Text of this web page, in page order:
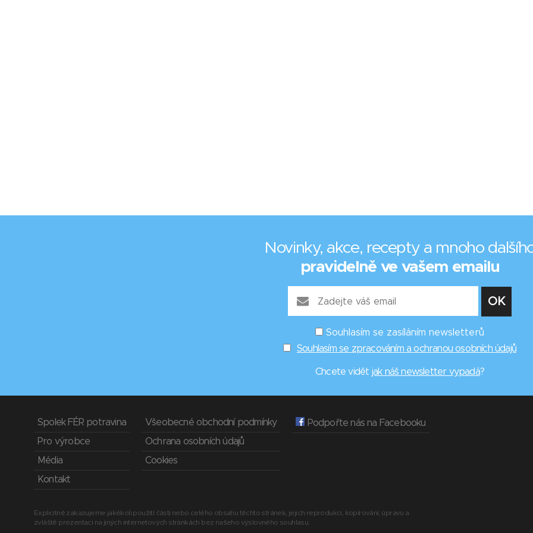
Novinky, akce, recepty a mnoho
pravidelně ve vašem emailu
Souhlasím se zasíláním newsletterů
Souhlasím se zpracováním a ochranou osobních údajů
Chcete vidět jak náš newsletter vypadá?
Spolek FÉR potravina
Pro výrobce
Média
Kontakt
Všeobecné obchodní podmínky
Ochrana osobních údajů
Cookies
Podpořte nás na Facebooku
Explicitně zakazujeme jakékoli použití části nebo celého obsahu těchto stránek, jejich reprodukci, kopírování, úpravu a
zvláště prezentaci na jiných internetových stránkách bez našeho výslovného souhlasu.